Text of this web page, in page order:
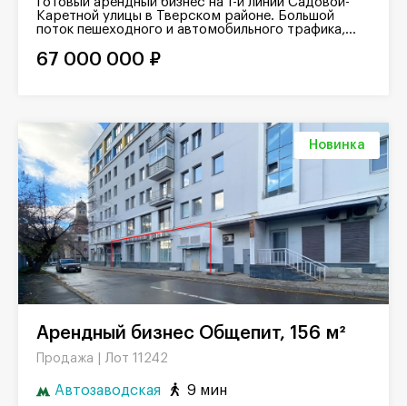
Каретной улицы в Тверском районе. Большой
поток пешеходного и автомобильного трафика,...
67 000 000 ₽
Новинка
Арендный бизнес Общепит, 156 м²
Продажа | Лот 11242
Автозаводская 9 мин